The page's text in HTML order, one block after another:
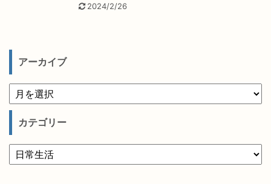
2024/2/26
アーカイブ
カテゴリー